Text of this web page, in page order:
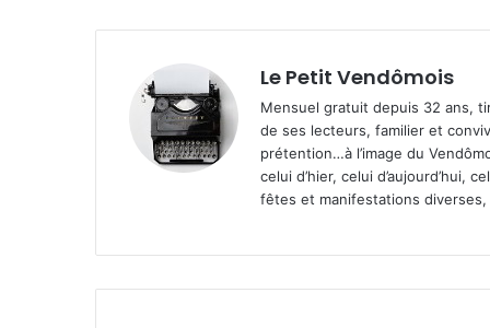
Le Petit Vendômois
Mensuel gratuit depuis 32 ans,
de ses lecteurs, familier et
prétention…à l’image du
celui d’hier, celui d’aujourd’hui,
fêtes et manifestations